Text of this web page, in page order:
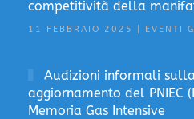
competitività della
11 FEBBRAIO 2025 | EVENTI
Audizioni informali
aggiornamento del PNIEC
Memoria Gas Intensive